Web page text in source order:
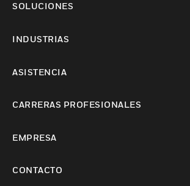
SOLUCIONES
INDUSTRIAS
ASISTENCIA
CARRERAS PROFESIONALES
EMPRESA
CONTACTO